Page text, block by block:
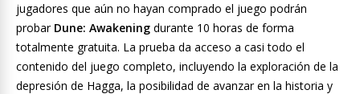
jugadores que aún no hayan comprado el juego podrán
probar Dune: Awakening durante 10 horas de forma
totalmente gratuita. La prueba da acceso a casi todo el
contenido del juego completo, incluyendo la exploración de la
depresión de Hagga, la posibilidad de avanzar en la historia y